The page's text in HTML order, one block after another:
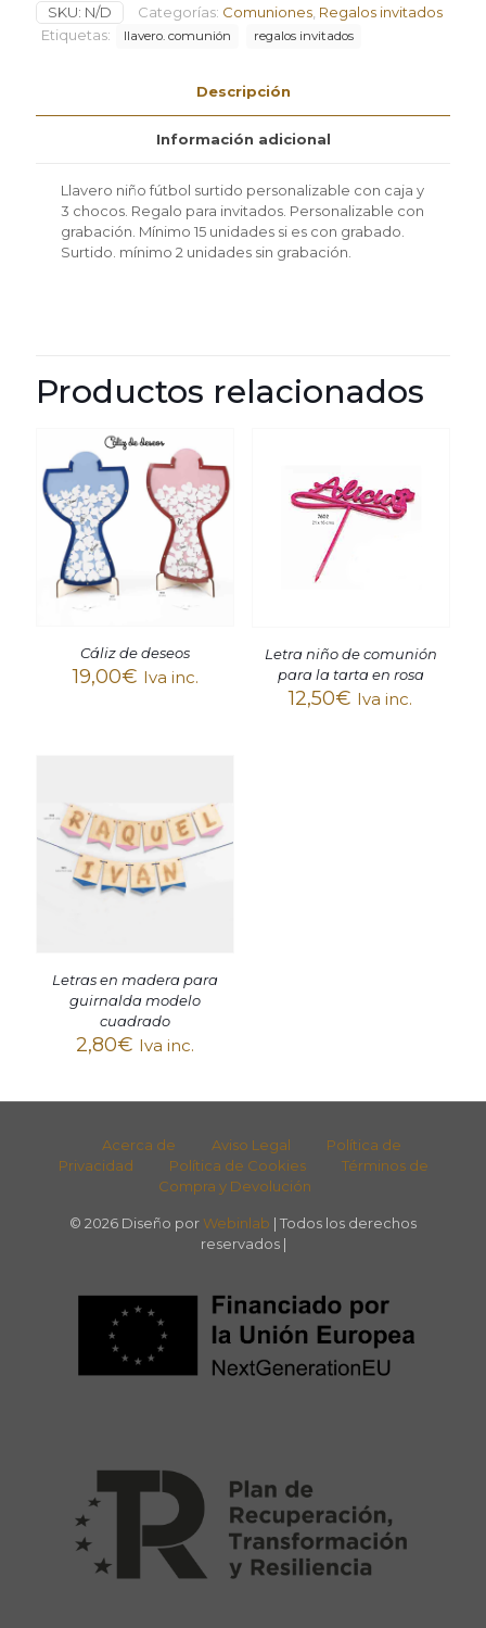
personalizable
con
chocos
cantidad
SKU: N/D Categorías: Comuniones, Regalos invitados
Etiquetas:
llavero. comunión regalos invitados
Descripción
Información adicional
Llavero niño fútbol surtido personalizable con caja y
3 chocos. Regalo para invitados. Personalizable con
grabación. Mínimo 15 unidades si es con grabado.
Surtido. mínimo 2 unidades sin grabación.
Productos relacionados
Cáliz de deseos
19,00€ Iva inc.
Letra niño de comunión
para la tarta en rosa
12,50€ Iva inc.
Letras en madera para
guirnalda modelo
cuadrado
2,80€ Iva inc.
Acerca de Aviso Legal
Política de
Privacidad
Política de Cookies
Términos de
Compra y Devolución
© 2026 Diseño por Webinlab | Todos los derechos
reservados |